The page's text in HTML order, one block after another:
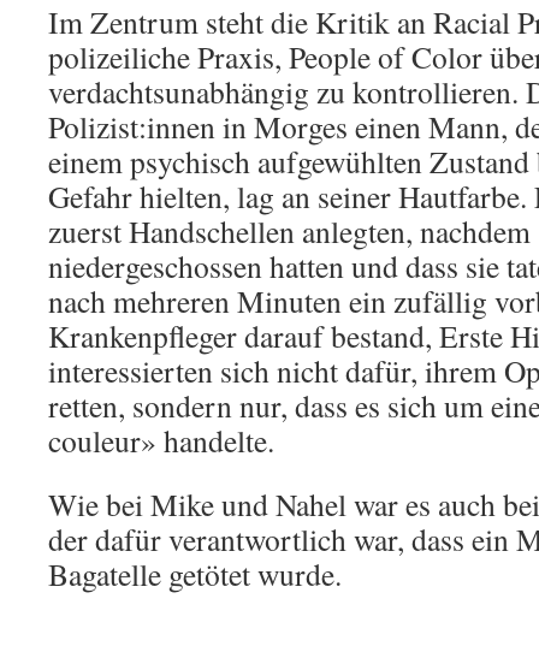
Im Zentrum steht die Kritik an Racial
polizeiliche Praxis, People of Color
verdachtsunabhängig zu kontrollieren.
Polizist:innen in Morges einen Mann,
einem psychisch aufgewühlten
Gefahr hielten, lag an seiner Hautfarbe.
zuerst Handschellen anlegten,
niedergeschossen hatten und dass sie
nach mehreren Minuten ein zufällig
Krankenpfleger darauf bestand, Erste
interessierten sich nicht dafür, ihrem
retten, sondern nur, dass es sich um
couleur» handelte.
Wie bei Mike und Nahel war es auch
der dafür verantwortlich war, dass ein
Bagatelle getötet wurde.